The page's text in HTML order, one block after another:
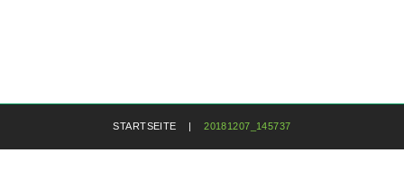
STARTSEITE | 20181207_145737